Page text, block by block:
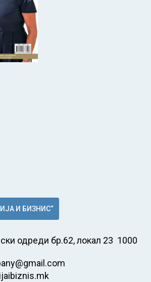
И БИЗНИС“
одреди бр.62, локал 23 1000